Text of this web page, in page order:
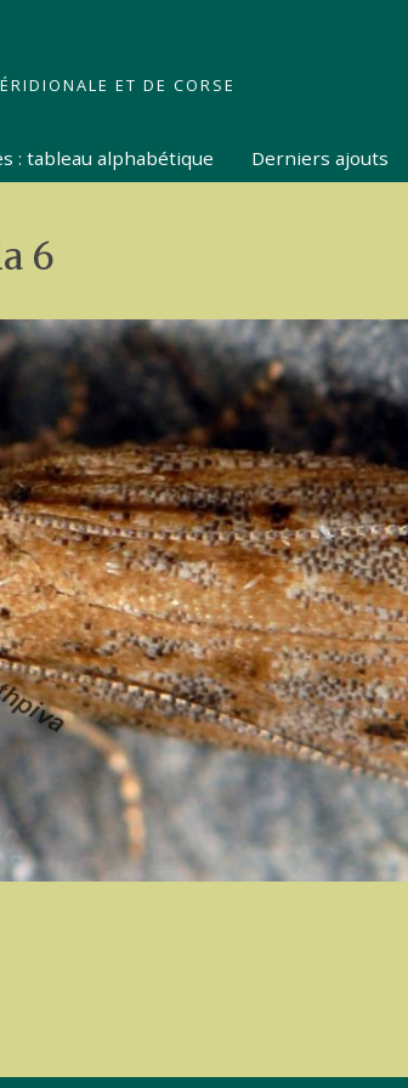
ET DE CORSE
: tableau alphabétique Derniers ajouts
6